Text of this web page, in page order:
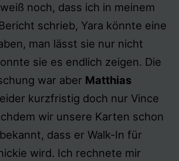
noch, dass ich in meinem
schrieb, Yara könnte eine
man lässt sie nur nicht
sie es endlich zeigen. Die
war aber Matthias
kurzfristig doch nur Vince
wir unsere Karten schon
dass er Walk-In für
wird. Ich rechnete mir